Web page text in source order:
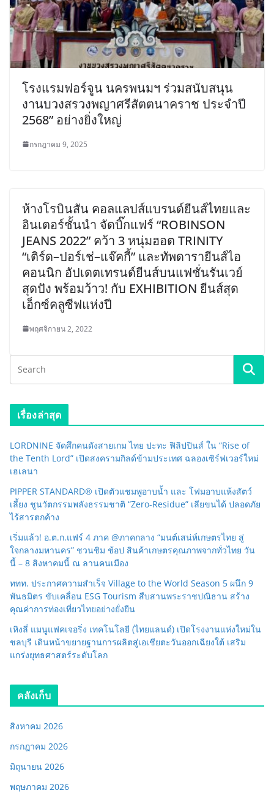
โรงแรมฟอร์จูน นครพนมฯ ร่วมสนับสนุน
งานบวงสรวงพญาศรีสัตตนาคราช ประจำปี
2568” อย่างยิ่งใหญ่
กรกฎาคม 9, 2025
ห้างโรบินสัน คอลแลปส์แบรนด์ยีนส์ไทยและ
อินเตอร์ชั้นนำ จัดบิ๊กแฟร์ “ROBINSON
JEANS 2022” คว้า 3 หนุ่มฮอต TRINITY
“เติร์ด–ปอร์เช่–แจ๊คกี้” และทัพดารายีนส์ไอ
คอนนิก อัปเดตเทรนด์ยีนส์บนแฟชั่นรันเวย์
สุดปัง พร้อมว้าว! กับ EXHIBITION ยีนส์สุด
เอ็กซ์คลูซีฟแห่งปี
พฤศจิกายน 2, 2022
เรื่องล่าสุด
LORDNINE จัดศึกคนดังสายเกม ไทย ปะทะ ฟิลิปปินส์ ใน “Rise of
the Tenth Lord” เปิดสงครามกิลด์ข้ามประเทศ ฉลองเซิร์ฟเวอร์ใหม่
เฮเลนา
PIPPER STANDARD® เปิดตัวแชมพูอาบน้ำ และ โฟมอาบแห้งสัตว์
เลี้ยง ชูนวัตกรรมพลังธรรมชาติ “Zero-Residue” เลียขนได้ ปลอดภัย
ไร้สารตกค้าง
เริ่มแล้ว! อ.ต.ก.แฟร์ 4 ภาค @ภาคกลาง “มนต์เสน่ห์เกษตรไทย สู่
ใจกลางมหานคร” ชวนชิม ช้อป สินค้าเกษตรคุณภาพจากทั่วไทย วัน
นี้ – 8 สิงหาคมนี้ ณ ลานคนเมือง
ททท. ประกาศความสำเร็จ Village to the World Season 5 ผนึก 9
พันธมิตร ขับเคลื่อน ESG Tourism สืบสานพระราชปณิธาน สร้าง
คุณค่าการท่องเที่ยวไทยอย่างยั่งยืน
เหิงลี่ แมนูแฟคเจอริ่ง เทคโนโลยี (ไทยแลนด์) เปิดโรงงานแห่งใหม่ใน
ชลบุรี เดินหน้าขยายฐานการผลิตสู่เอเชียตะวันออกเฉียงใต้ เสริม
แกร่งยุทธศาสตร์ระดับโลก
คลังเก็บ
สิงหาคม 2026
กรกฎาคม 2026
มิถุนายน 2026
พฤษภาคม 2026